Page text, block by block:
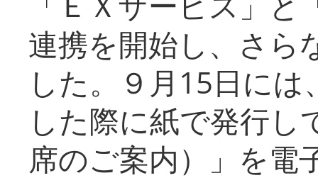
連携を開始し、さら
した。９月15日に
した際に紙で発行し
席のご案内）」を電